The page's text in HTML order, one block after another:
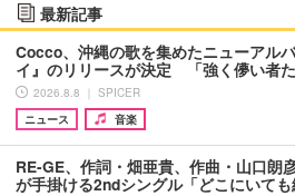
最新記事
Cocco、沖縄の歌を集めたニューアル
イ』のリリースが決定 「強く儚い者
2026.8.8 ｜ SPICER
ニュース
音楽
RE-GE、作詞・畑亜貴、作曲・山口朗
が手掛ける2ndシングル「どこにいて